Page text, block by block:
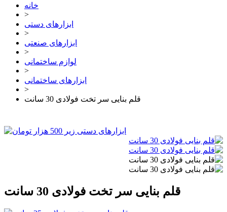
خانه
>
ابزارهای دستی
>
ابزارهای صنعتی
>
لوازم ساختمانی
>
ابزارهای ساختمانی
>
قلم بنایی سر تخت فولادی 30 سانت
قلم بنایی سر تخت فولادی 30 سانت